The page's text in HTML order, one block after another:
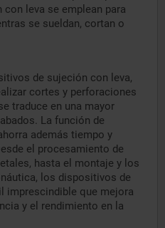
leva se emplean para
se sueldan, cortan o
de sujeción con leva,
cortes y perforaciones
traduce en una mayor
La función de
además tiempo y
el procesamiento de
hasta el montaje y los
los dispositivos de
imprescindible que mejora
y el rendimiento en la